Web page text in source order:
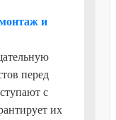
и
перед
с
их